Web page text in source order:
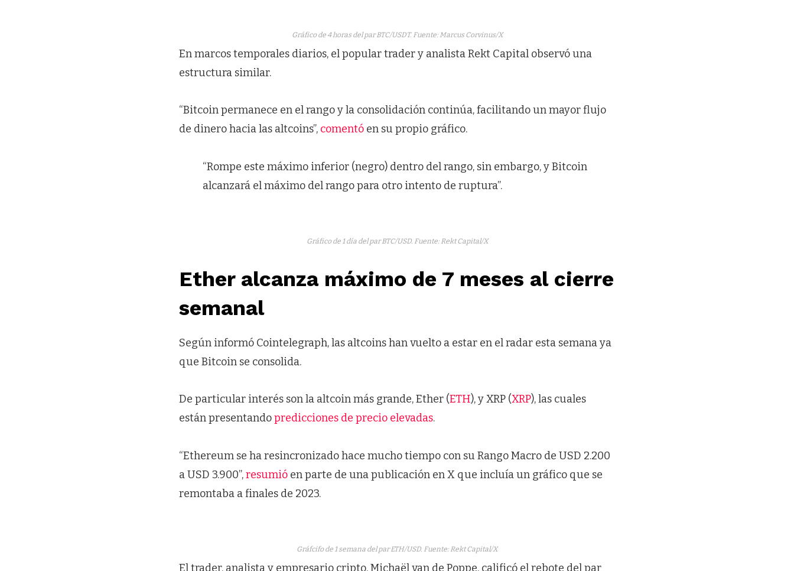
Gráfico de 4 horas del par BTC/USDT. Fuente: Marcus Corvinus/X
En marcos temporales diarios, el popular trader y analista Rekt Capital observó una
estructura similar.
“Bitcoin permanece en el rango y la consolidación continúa, facilitando un mayor flujo
de dinero hacia las altcoins”, comentó en su propio gráfico.
“Rompe este máximo inferior (negro) dentro del rango, sin embargo, y Bitcoin
alcanzará el máximo del rango para otro intento de ruptura”.
Gráfico de 1 día del par BTC/USD. Fuente: Rekt Capital/X
Ether alcanza máximo de 7 meses al cierre
semanal
Según informó Cointelegraph, las altcoins han vuelto a estar en el radar esta semana ya
que Bitcoin se consolida.
De particular interés son la altcoin más grande, Ether (ETH), y XRP (XRP), las cuales
están presentandopredicciones de precio elevadas.
“Ethereum se ha resincronizado hace mucho tiempo con su Rango Macro de USD 2.200
a USD 3.900”,resumió en parte de una publicación en X que incluía un gráfico que se
remontaba a finales de 2023.
Gráfcifo de 1 semana del par ETH/USD. Fuente: Rekt Capital/X
El trader, analista y empresario cripto, Michaël van de Poppe, calificó el rebote del par